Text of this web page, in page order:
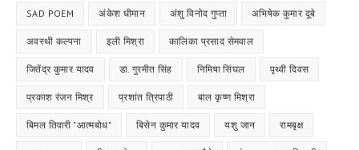
SAD POEM अंकेश धीमान अंशु विनोद गुप्ता अभिषेक कुमार दूबे
अवस्थी कल्पना इली मिश्रा कालिका प्रसाद सेमवाल
जितेंद्र कुमार यादव डा. गुरमीत सिंह निमिषा सिंघल पृथ्वी दिवस
प्रकाश रंजन मिश्र प्रशांत त्रिपाठी बाल कृष्ण मिश्रा
बिमल तिवारी "आत्मबोध" बिसेन कुमार यादव यशु जान रामबृक्ष